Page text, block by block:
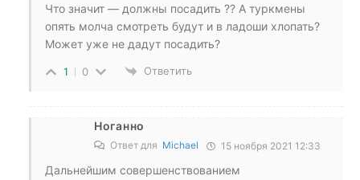
Что значит — должны посадить ?? А туркмены
опять молча смотреть будут и в ладоши хлопать?
Может уже не дадут посадить?
1 0 Ответить
Ноганно
Ответ для Michael 15 ноября 2021 12:33
Дальнейшим совершенствованием